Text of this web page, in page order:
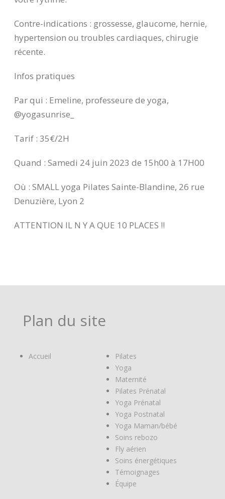
Contre-indications : grossesse, glaucome, hernie,
hypertension ou troubles cardiaques, chirugie
récente.
Infos pratiques
Par qui : Emeline, professeure de yoga,
@yogasunrise_
Tarif : 35€/2H
Quand : Samedi 24 juin 2023 de 15h00 à 17H00
Où : SMALL yoga Pilates Sainte-Blandine, 26 rue
Denuzière, Lyon 2
ATTENTION IL N Y A QUE 10 PLACES !!
Plan du site
Accueil
Pilates
Yoga
Maternité
Pilates Prénatal
Yoga Prénatal
Yoga Postnatal
Yoga Maman/bébé
Soins rebozo
Fly aérien
Soins énergétiques
Témoignages
Équipe